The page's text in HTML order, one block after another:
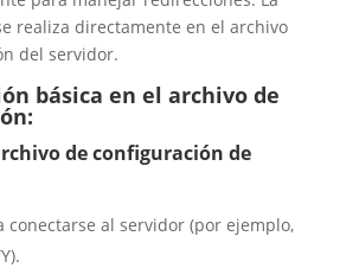
realiza directamente en el archivo
del servidor.
básica en el archivo de
de configuración de
conectarse al servidor (por ejemplo,